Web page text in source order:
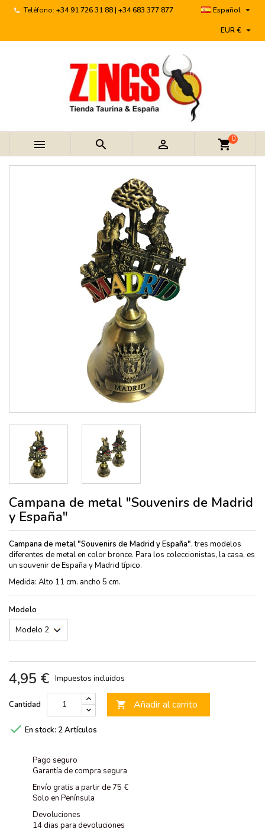
Teléfono: +34 91 726 31 88 | +34 683 377 877 Español 
EUR € 
   shopping_cart0
Campana de metal "Souvenirs de Madrid
y España"
Campana de metal "Souvenirs de Madrid y España", tres modelos
diferentes de metal en color bronce. Para los coleccionistas, la casa, es
un souvenir de España y Madrid típico.
Medida: Alto 11 cm. ancho 5 cm.
Modelo
4,95 € Impuestos incluidos
Cantidad  Añadir al carrito
 En stock: 2 Artículos
Pago seguro
Garantía de compra segura
Envío gratis a partir de 75 €
Solo en Península
Devoluciones
14 dias para devoluciones